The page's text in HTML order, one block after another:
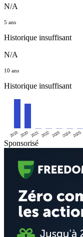
N/A
5 ans
Historique insuffisant
N/A
10 ans
Historique insuffisant
2019 2020 2021 2022 2023 2024 2025
Sponsorisé